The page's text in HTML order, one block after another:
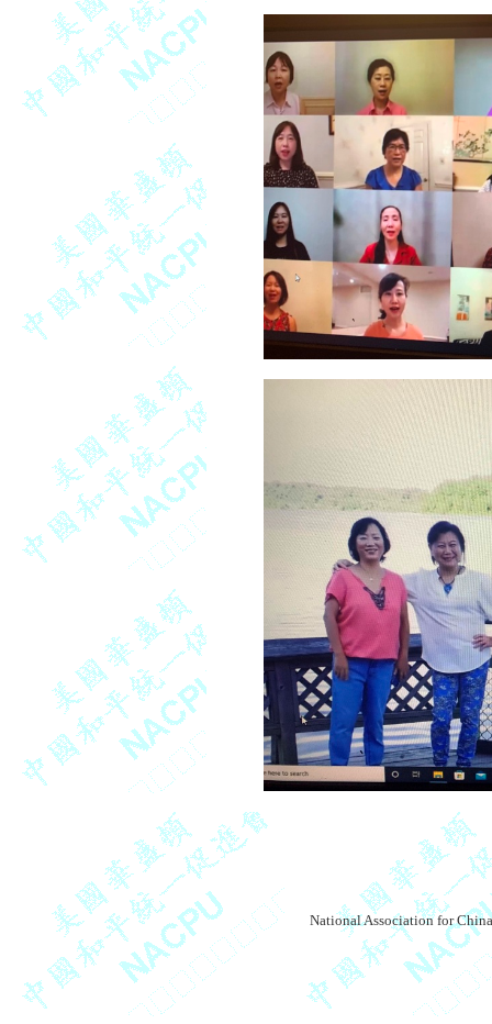
National Association for